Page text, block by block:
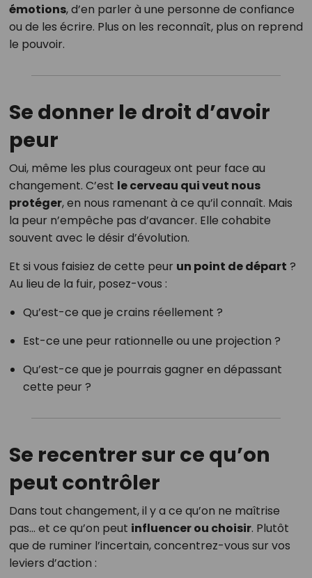
émotions, d’en parler à une personne de confiance
ou de les écrire. Plus on les reconnaît, plus on reprend
le pouvoir.
Se donner le droit d’avoir
peur
Oui, même les plus courageux ont peur face au
changement. C’est le cerveau qui veut nous
protéger, en nous ramenant à ce qu’il connaît. Mais
la peur n’empêche pas d’avancer. Elle cohabite
souvent avec le désir d’évolution.
Et si vous faisiez de cette peur un point de départ ?
Au lieu de la fuir, posez-vous :
Qu’est-ce que je crains réellement ?
Est-ce une peur rationnelle ou une projection ?
Qu’est-ce que je pourrais gagner en dépassant
cette peur ?
Se recentrer sur ce qu’on
peut contrôler
Dans tout changement, il y a ce qu’on ne maîtrise
pas… et ce qu’on peut influencer ou choisir. Plutôt
que de ruminer l’incertain, concentrez-vous sur vos
leviers d’action :